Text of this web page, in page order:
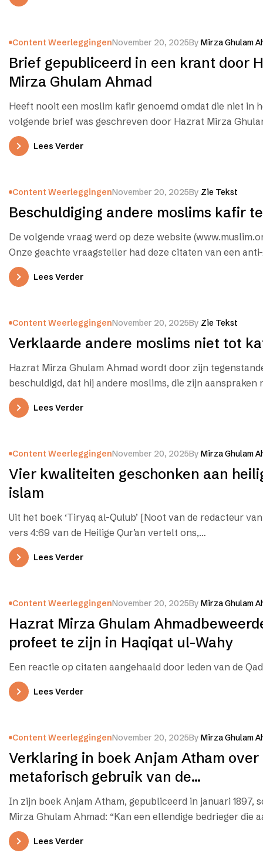
Content WeerleggingenNovember 20, 2025By Mirza Ghulam
Brief gepubliceerd in een krant door
Mirza Ghulam Ahmad
Heeft nooit een moslim kafir genoemd omdat die niet in
volgende brief was geschreven door Hazrat Mirza
Lees Verder
Content WeerleggingenNovember 20, 2025By Zie Tekst
Beschuldiging andere moslims kafir
De volgende vraag werd op deze website
Onze geachte vraagsteller had deze citaten van een
website gekopieerd.…
Lees Verder
Content WeerleggingenNovember 20, 2025By Zie Tekst
Verklaarde andere moslims niet tot
Hazrat Mirza Ghulam Ahmad wordt door zijn
beschuldigd, dat hij andere moslims, die zijn aanspraken
tot kāfir (ongelovige,…
Lees Verder
Content WeerleggingenNovember 20, 2025By Mirza Ghulam
Vier kwaliteiten geschonken aan
islam
Uit het boek ‘Tiryaq al-Qulub’ [Noot van de redacteur
vers 4:69 van de Heilige Qur’an vertelt ons,…
Lees Verder
Content WeerleggingenNovember 20, 2025By Mirza Ghulam
Hazrat Mirza Ghulam
profeet te zijn in Haqiqat ul-Wahy
Een reactie op citaten aangehaald door leden van de
Lees Verder
Content WeerleggingenNovember 20, 2025By Mirza Ghulam
Verklaring in boek Anjam Atham over
metaforisch gebruik van de
woorden nabi en rasul
In zijn boek Anjam Atham, gepubliceerd in januari 1897,
Mirza Ghulam Ahmad: “Kan een ellendige bedrieger die
maakt…
Lees Verder